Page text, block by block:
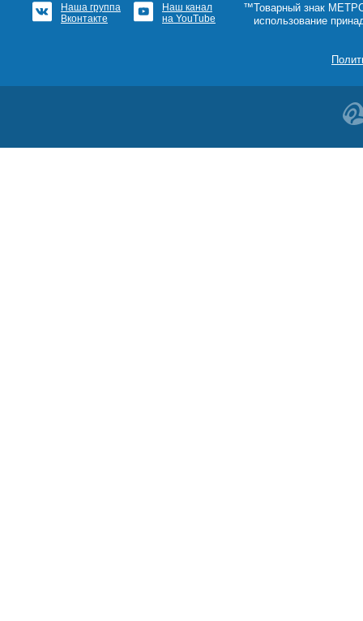
Наша группа
Вконтакте
Наш канал
на YouTube
™Товарный знак
использование